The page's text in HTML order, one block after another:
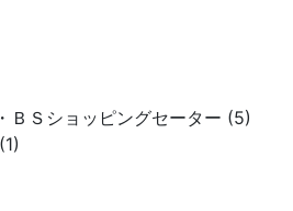
ＢＳショッピングセーター (5)